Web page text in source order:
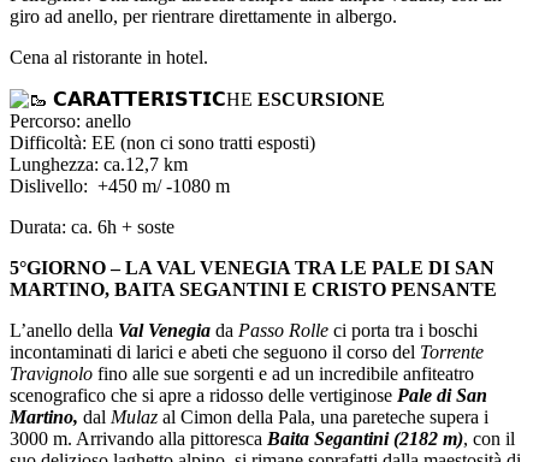
giro ad anello, per rientrare direttamente in albergo.
Cena al ristorante in hotel.
𝗖𝗔𝗥𝗔𝗧𝗧𝗘𝗥𝗜𝗦𝗧𝗜𝗖HE ESCURSIONE
Percorso: anello
Difficoltà: EE (non ci sono tratti esposti)
Lunghezza: ca.12,7 km
Dislivello: +450 m/ -1080 m
Durata: ca. 6h + soste
5°GIORNO – LA VAL VENEGIA TRA LE PALE DI SAN
MARTINO, BAITA SEGANTINI E CRISTO PENSANTE
L’anello della Val Venegia da Passo Rolle ci porta tra i boschi
incontaminati di larici e abeti che seguono il corso del Torrente
Travignolo fino alle sue sorgenti e ad un incredibile anfiteatro
scenografico che si apre a ridosso delle vertiginose Pale di San
Martino, dal Mulaz al Cimon della Pala, una pareteche supera i
3000 m. Arrivando alla pittoresca Baita Segantini (2182 m), con il